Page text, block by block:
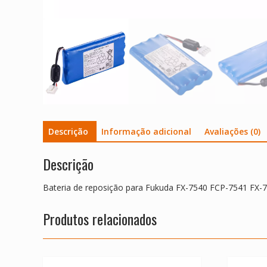
Descrição Informação adicional Avaliações (0)
Descrição
Bateria de reposição para Fukuda FX-7540 FCP-7541 FX-
Produtos relacionados